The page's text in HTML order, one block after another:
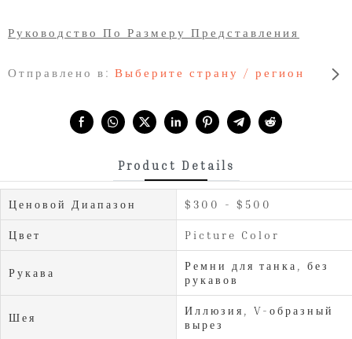
Отправлено в: Выберите страну / регион
Руководство По Размеру Представления
Product Details
Ценовой Диапазон $300 - $500
Цвет Picture Color
Рукава
Ремни для танка, без
рукавов
Шея
Иллюзия, V-образный
вырез